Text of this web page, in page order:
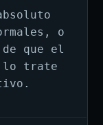
o
que el
trate